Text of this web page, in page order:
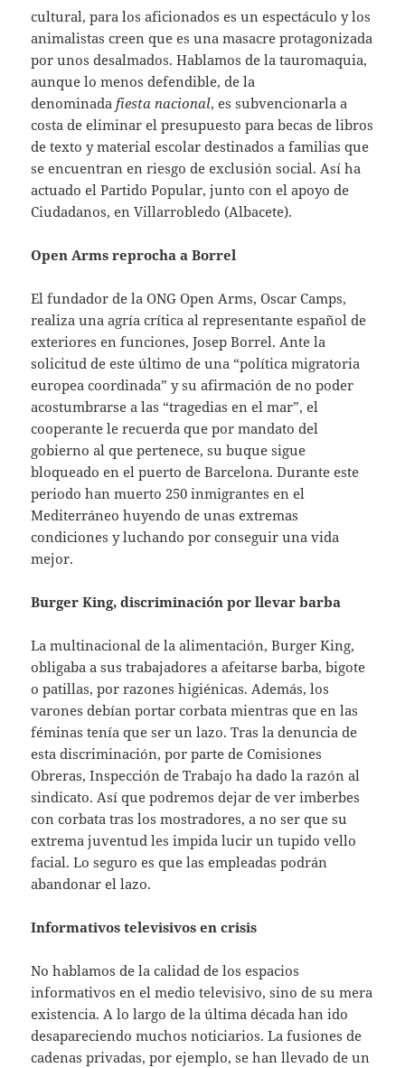
cultural, para los aficionados es un espectáculo y los
animalistas creen que es una masacre protagonizada
por unos desalmados. Hablamos de la tauromaquia,
aunque lo menos defendible, de la
denominada fiesta nacional, es subvencionarla a
costa de eliminar el presupuesto para becas de libros
de texto y material escolar destinados a familias que
se encuentran en riesgo de exclusión social. Así ha
actuado el Partido Popular, junto con el apoyo de
Ciudadanos, en Villarrobledo (Albacete).
Open Arms reprocha a Borrel
El fundador de la ONG Open Arms, Oscar Camps,
realiza una agría crítica al representante español de
exteriores en funciones, Josep Borrel. Ante la
solicitud de este último de una “política migratoria
europea coordinada” y su afirmación de no poder
acostumbrarse a las “tragedias en el mar”, el
cooperante le recuerda que por mandato del
gobierno al que pertenece, su buque sigue
bloqueado en el puerto de Barcelona. Durante este
periodo han muerto 250 inmigrantes en el
Mediterráneo huyendo de unas extremas
condiciones y luchando por conseguir una vida
mejor.
Burger King, discriminación por llevar barba
La multinacional de la alimentación, Burger King,
obligaba a sus trabajadores a afeitarse barba, bigote
o patillas, por razones higiénicas. Además, los
varones debían portar corbata mientras que en las
féminas tenía que ser un lazo. Tras la denuncia de
esta discriminación, por parte de Comisiones
Obreras, Inspección de Trabajo ha dado la razón al
sindicato. Así que podremos dejar de ver imberbes
con corbata tras los mostradores, a no ser que su
extrema juventud les impida lucir un tupido vello
facial. Lo seguro es que las empleadas podrán
abandonar el lazo.
Informativos televisivos en crisis
No hablamos de la calidad de los espacios
informativos en el medio televisivo, sino de su mera
existencia. A lo largo de la última década han ido
desapareciendo muchos noticiarios. La fusiones de
cadenas privadas, por ejemplo, se han llevado de un